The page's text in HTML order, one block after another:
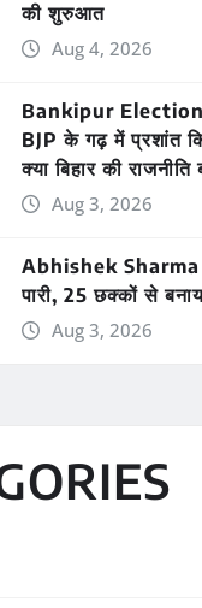
की शुरुआत
Aug 4, 2026
Bankipur
BJP के गढ़ में प्रशांत
क्या बिहार की
Aug 3, 2026
Abhishek Sharma
पारी, 25 छक्कों से
Aug 3, 2026